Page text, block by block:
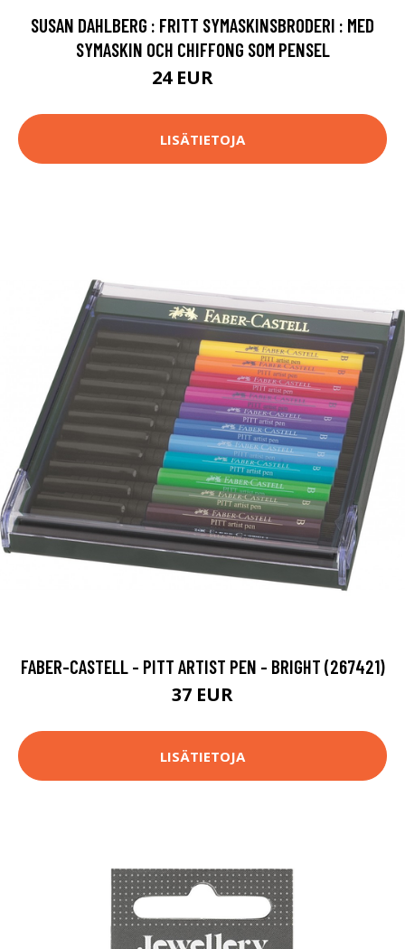
SUSAN DAHLBERG : FRITT SYMASKINSBRODERI : MED
SYMASKIN OCH CHIFFONG SOM PENSEL
24 EUR
LISÄTIETOJA
FABER-CASTELL - PITT ARTIST PEN - BRIGHT (267421)
37 EUR
LISÄTIETOJA